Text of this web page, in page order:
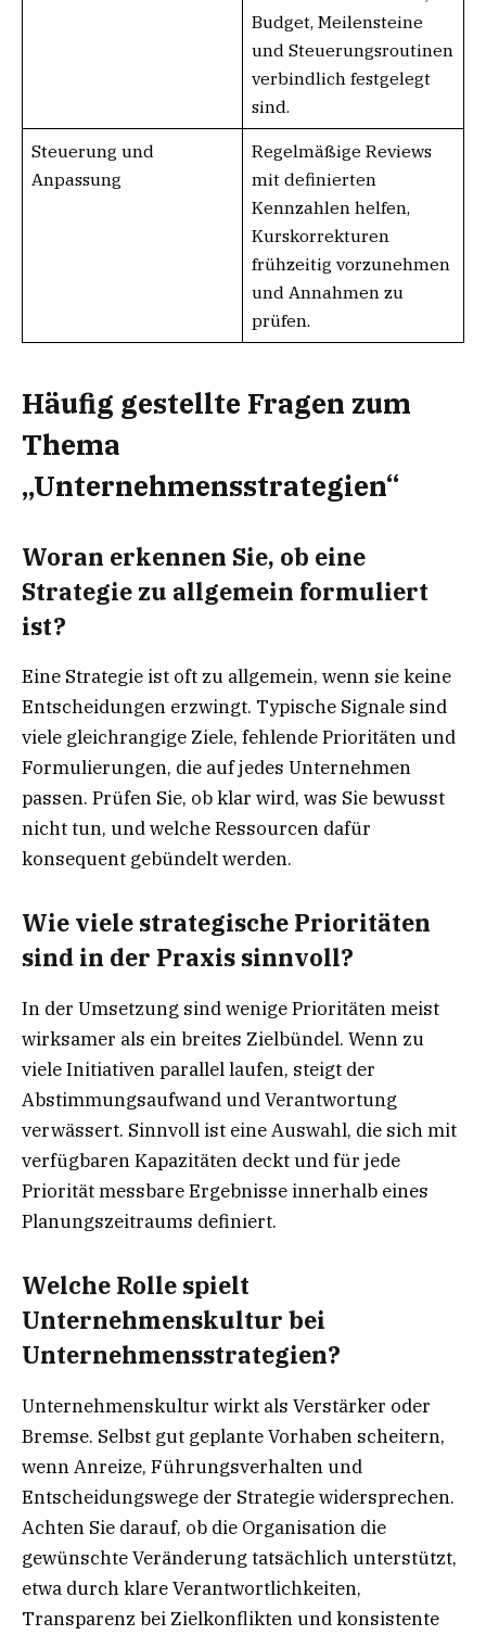
Budget, Meilensteine
und Steuerungsroutinen
verbindlich festgelegt
sind.
Steuerung und
Anpassung
Regelmäßige Reviews
mit definierten
Kennzahlen helfen,
Kurskorrekturen
frühzeitig vorzunehmen
und Annahmen zu
prüfen.
Häufig gestellte Fragen zum
Thema
„Unternehmensstrategien“
Woran erkennen Sie, ob eine
Strategie zu allgemein formuliert
ist?
Eine Strategie ist oft zu allgemein, wenn sie keine
Entscheidungen erzwingt. Typische Signale sind
viele gleichrangige Ziele, fehlende Prioritäten und
Formulierungen, die auf jedes Unternehmen
passen. Prüfen Sie, ob klar wird, was Sie bewusst
nicht tun, und welche Ressourcen dafür
konsequent gebündelt werden.
Wie viele strategische Prioritäten
sind in der Praxis sinnvoll?
In der Umsetzung sind wenige Prioritäten meist
wirksamer als ein breites Zielbündel. Wenn zu
viele Initiativen parallel laufen, steigt der
Abstimmungsaufwand und Verantwortung
verwässert. Sinnvoll ist eine Auswahl, die sich mit
verfügbaren Kapazitäten deckt und für jede
Priorität messbare Ergebnisse innerhalb eines
Planungszeitraums definiert.
Welche Rolle spielt
Unternehmenskultur bei
Unternehmensstrategien?
Unternehmenskultur wirkt als Verstärker oder
Bremse. Selbst gut geplante Vorhaben scheitern,
wenn Anreize, Führungsverhalten und
Entscheidungswege der Strategie widersprechen.
Achten Sie darauf, ob die Organisation die
gewünschte Veränderung tatsächlich unterstützt,
etwa durch klare Verantwortlichkeiten,
Transparenz bei Zielkonflikten und konsistente